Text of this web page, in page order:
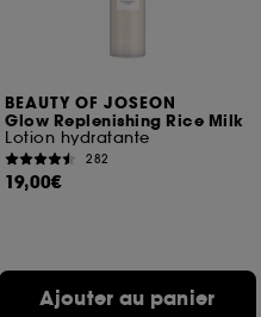
BEAUTY OF JOSEON
Glow Replenishing Rice Milk
Lotion hydratante
282
19,00€
Ajouter au panier